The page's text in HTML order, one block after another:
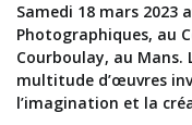
Samedi 18 mars 2023
Photographiques, au
Courboulay, au Mans.
multitude d’œuvres
l’imagination et la